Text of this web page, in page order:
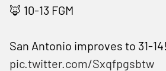
🦊 10-13 FGM
San Antonio improves to 31-14!
pic.twitter.com/Sxqfpgsbtw